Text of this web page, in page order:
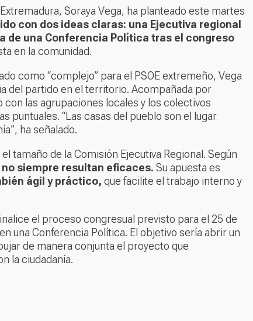
Soraya Vega, ha planteado este martes
con dos ideas claras: una Ejecutiva regional
de una Conferencia Política tras el congreso
en la comunidad.
como “complejo” para el PSOE extremeño, Vega
del partido en el territorio. Acompañada por
las agrupaciones locales y los colectivos
puntuales. “Las casas del pueblo son el lugar
ha señalado.
tamaño de la Comisión Ejecutiva Regional. Según
siempre resultan eficaces. Su apuesta es
ágil y práctico, que facilite el trabajo interno y
el proceso congresual previsto para el 25 de
una Conferencia Política. El objetivo sería abrir un
de manera conjunta el proyecto que
la ciudadanía.